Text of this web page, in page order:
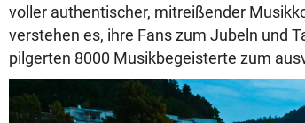
voller authentischer, mitreißender
verstehen es, ihre Fans zum Jubeln und
pilgerten 8000 Musikbegeisterte zum